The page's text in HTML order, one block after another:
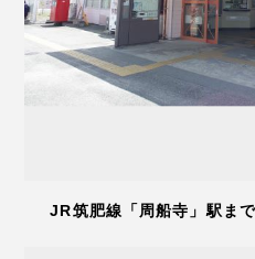
JR筑肥線「周船寺」駅